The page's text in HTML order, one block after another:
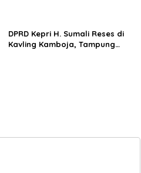
DPRD Kepri H. Sumali Reses di
Kavling Kamboja, Tampung